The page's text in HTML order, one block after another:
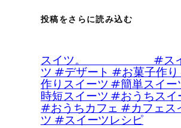
投稿をさらに読み込む
スイツ。 #スイ
ツ #デザート #お菓子作
作りスイーツ #簡単スイ
時短スイーツ #おうちスイ
#おうちカフェ #カフェス
ツ #スイーツレシピ